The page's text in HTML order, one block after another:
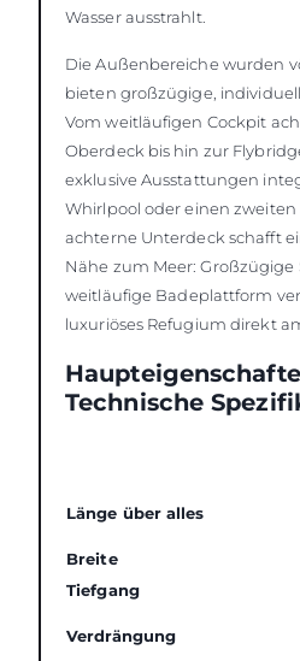
Wasser ausstrahlt.
Die Außenbereiche wurden
bieten großzügige,
Vom weitläufigen Cockpit
Oberdeck bis hin zur
exklusive Ausstattungen
Whirlpool oder einen zweiten
achterne Unterdeck schafft
Nähe zum Meer:
weitläufige Badeplattform
luxuriöses Refugium direkt
Technische
Länge über alles
Breite
Tiefgang
Verdrängung